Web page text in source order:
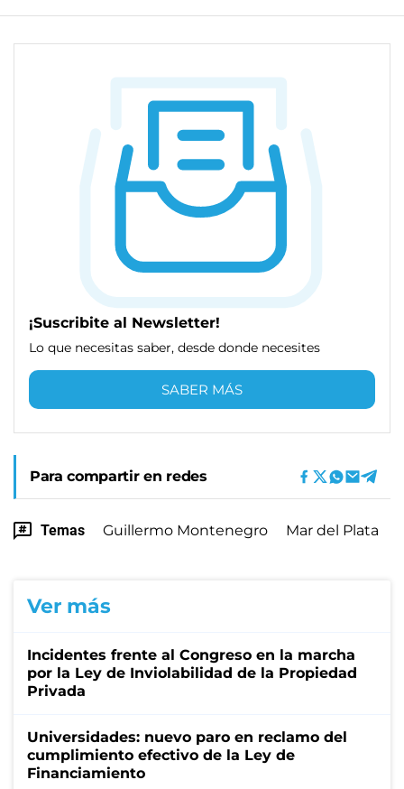
¡Suscribite al Newsletter!
Lo que necesitas saber, desde donde necesites
SABER MÁS
Para compartir en redes
Temas Guillermo Montenegro Mar del Plata
Ver más
Incidentes frente al Congreso en la marcha
por la Ley de Inviolabilidad de la Propiedad
Privada
Universidades: nuevo paro en reclamo del
cumplimiento efectivo de la Ley de
Financiamiento